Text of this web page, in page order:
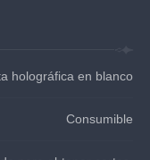
holográfica en blanco
Consumible